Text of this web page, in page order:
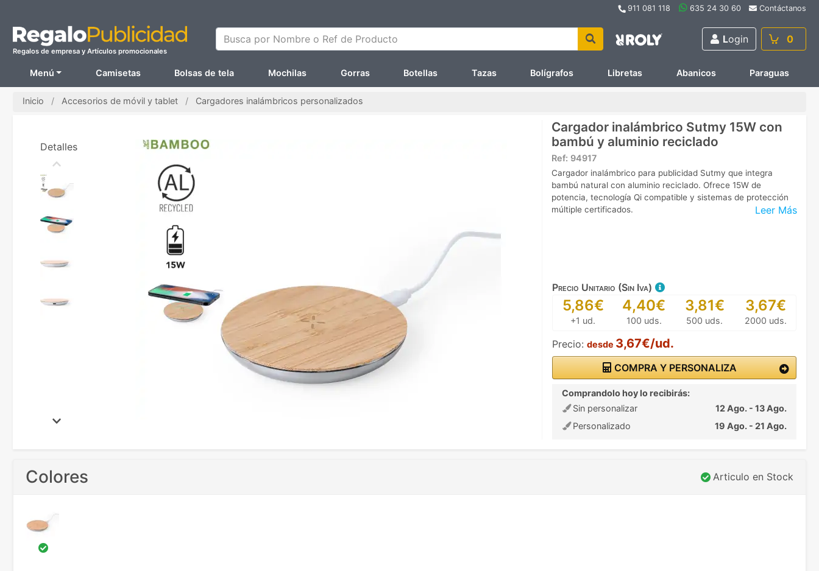
911 081 118 635 24 30 60 Contáctanos
Regalos de empresa y Artículos promocionales
Busca por Nombre o Ref de Producto Login 0
Menú Camisetas Bolsas de tela Mochilas Gorras Botellas Tazas Bolígrafos Libretas Abanicos Paraguas
Inicio Accesorios de móvil y tablet Cargadores inalámbricos personalizados
Cargador inalámbrico Sutmy 15W con
bambú y aluminio reciclado
Ref: 94917
Leer Más
Cargador inalámbrico para publicidad Sutmy que integra
bambú natural con aluminio reciclado. Ofrece 15W de
potencia, tecnología Qi compatible y sistemas de protección
múltiple certificados.
Precio Unitario (Sin Iva)
5,86€
+1 ud.
4,40€
100 uds.
3,81€
500 uds.
3,67€
2000 uds.
Precio: desde 3,67€/ud.
COMPRA Y PERSONALIZA
Comprandolo hoy lo recibirás:
Sin personalizar
12 Ago. - 13 Ago.
Personalizado
19 Ago. - 21 Ago.
Detalles
Colores Articulo en Stock